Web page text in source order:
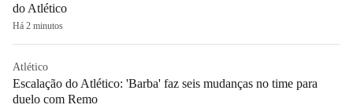
do Atlético
Há 2 minutos
Atlético
Escalação do Atlético: 'Barba' faz seis mudanças no time para
duelo com Remo